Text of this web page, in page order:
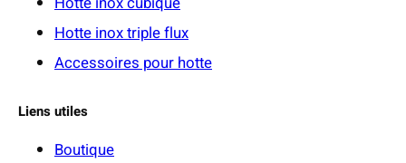
Hotte inox triple flux
Accessoires pour hotte
Liens utiles
Boutique